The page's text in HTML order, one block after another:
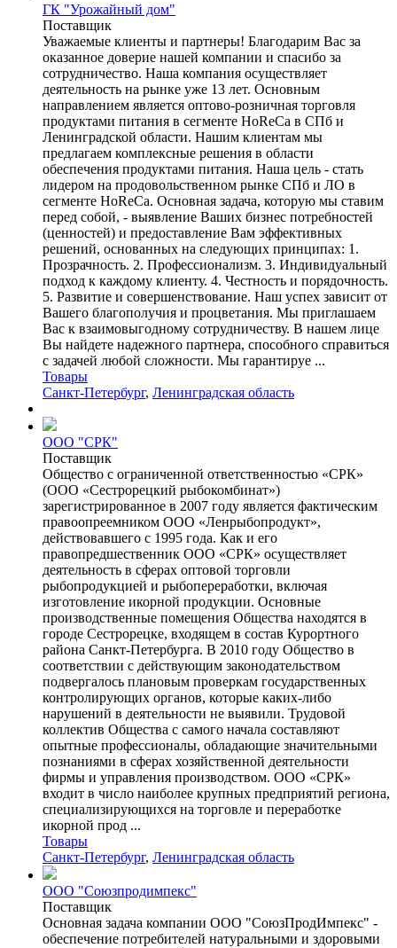
ГК "Урожайный дом"
Поставщик
Уважаемые клиенты и партнеры! Благодарим Вас за
оказанное доверие нашей компании и спасибо за
сотрудничество. Наша компания осуществляет
деятельность на рынке уже 13 лет. Основным
направлением является оптово-розничная торговля
продуктами питания в сегменте HoReCa в СПб и
Ленинградской области. Нашим клиентам мы
предлагаем комплексные решения в области
обеспечения продуктами питания. Наша цель - стать
лидером на продовольственном рынке СПб и ЛО в
сегменте HoReCa. Основная задача, которую мы ставим
перед собой, - выявление Ваших бизнес потребностей
(ценностей) и предоставление Вам эффективных
решений, основанных на следующих принципах: 1.
Прозрачность. 2. Профессионализм. 3. Индивидуальный
подход к каждому клиенту. 4. Честность и порядочность.
5. Развитие и совершенствование. Наш успех зависит от
Вашего благополучия и процветания. Мы приглашаем
Вас к взаимовыгодному сотрудничеству. В нашем лице
Вы найдете надежного партнера, способного справиться
с задачей любой сложности. Мы гарантируе ...
Товары
Санкт-Петербург, Ленинградская область
ООО "СРК"
Поставщик
Общество с ограниченной ответственностью «СРК»
(ООО «Сестрорецкий рыбокомбинат»)
зарегистрированное в 2007 году является фактическим
правоопреемником ООО «Ленрыбопродукт»,
действовавшего с 1995 года. Как и его
правопредшественник ООО «СРК» осуществляет
деятельность в сферах оптовой торговли
рыбопродукцией и рыбопереработки, включая
изготовление икорной продукции. Основные
производственные помещения Общества находятся в
городе Сестрорецке, входящем в состав Курортного
района Санкт-Петербурга. В 2010 году Общество в
соответствии с действующим законодательством
подвергалось плановым проверкам государственных
контролирующих органов, которые каких-либо
нарушений в деятельности не выявили. Трудовой
коллектив Общества с самого начала составляют
опытные профессионалы, обладающие значительными
познаниями в сферах хозяйственной деятельности
фирмы и управления производством. ООО «СРК»
входит в число наиболее крупных предприятий региона,
специализирующихся на торговле и переработке
икорной прод ...
Товары
Санкт-Петербург, Ленинградская область
ООО "Союзпродимпекс"
Поставщик
Основная задача компании ООО "СоюзПродИмпекс" -
обеспечение потребителей натуральными и здоровыми